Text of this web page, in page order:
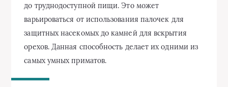
до труднодоступной пищи. Это может
варьироваться от использования палочек для
защитных насекомых до камней для вскрытия
орехов. Данная способность делает их одними из
самых умных приматов.